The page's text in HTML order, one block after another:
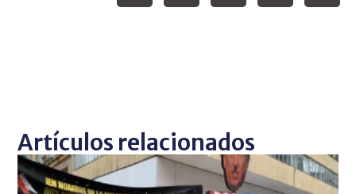
Artículos relacionados